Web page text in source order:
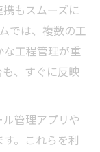
もスムーズに
では、複数の工
工程管理が重
、すぐに反映
管理アプリや
。これらを利